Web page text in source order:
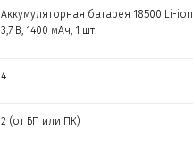
Аккумуляторная батарея 18500 Li-ion
3,7 В, 1400 мАч, 1 шт.
4
2 (от БП или ПК)